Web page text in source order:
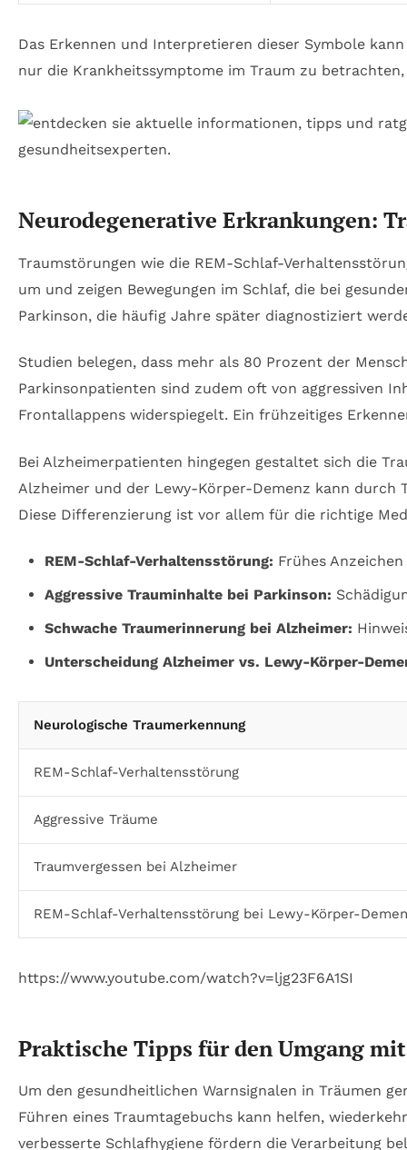
Das Erkennen und Interpretieren dieser Symbole
nur die Krankheitssymptome im Traum zu
Neurodegenerative Erkrankungen:
Traumstörungen wie die REM-Schlaf-
um und zeigen Bewegungen im Schlaf, die bei
Parkinson, die häufig Jahre später diagnostiziert
Studien belegen, dass mehr als 80 Prozent der
Parkinsonpatienten sind zudem oft von aggressiven
Frontallappens widerspiegelt. Ein frühzeitiges
Bei Alzheimerpatienten hingegen gestaltet sich die
Alzheimer und der Lewy-Körper-Demenz kann
Diese Differenzierung ist vor allem für die richtige
REM-Schlaf-Verhaltensstörung: Frühes
Aggressive Trauminhalte bei Parkinson:
Schwache Traumerinnerung bei Alzheimer:
Unterscheidung Alzheimer vs. Lewy-Körper-
Neurologische Traumerkennung
REM-Schlaf-Verhaltensstörung
Aggressive Träume
Traumvergessen bei Alzheimer
REM-Schlaf-Verhaltensstörung bei Lewy-Körper-
https://www.youtube.com/watch?v=ljg23F6A1SI
Praktische Tipps für den Umgang
Um den gesundheitlichen Warnsignalen in Träumen
Führen eines Traumtagebuchs kann helfen,
verbesserte Schlafhygiene fördern die Verarbeitung